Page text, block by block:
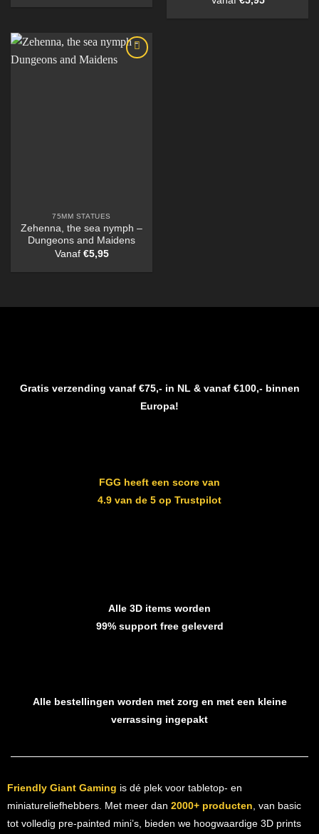
75MM STATUES
Zehenna, the sea nymph –
Dungeons and Maidens
Vanaf €5,95
Gratis verzending vanaf €75,- in NL & vanaf €100,- binnen
Europa!
FGG heeft een score van
4.9 van de 5 op Trustpilot
Alle 3D items worden
99% support free geleverd
Alle bestellingen worden met zorg en met een kleine
verrassing ingepakt
Friendly Giant Gaming is dé plek voor tabletop- en
miniatureliefhebbers. Met meer dan 2000+ producten , van basic
tot volledig pre-painted mini’s, bieden we hoogwaardige 3D prints